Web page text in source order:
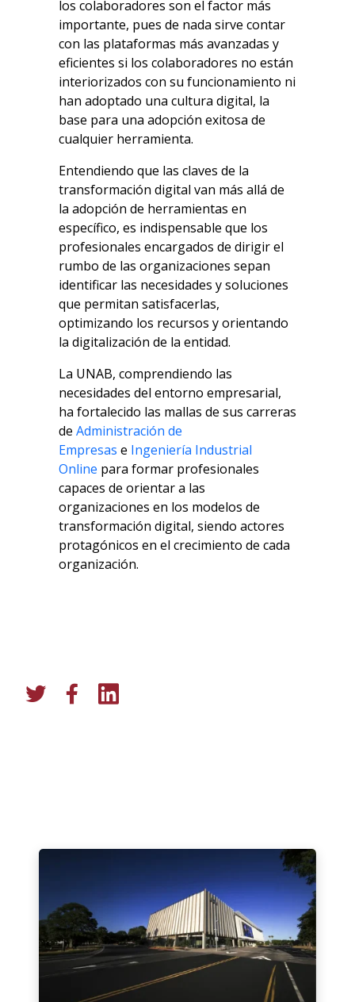
los colaboradores son el factor más
importante, pues de nada sirve contar
con las plataformas más avanzadas y
eficientes si los colaboradores no están
interiorizados con su funcionamiento ni
han adoptado una cultura digital, la
base para una adopción exitosa de
cualquier herramienta.
Entendiendo que las claves de la
transformación digital van más allá de
la adopción de herramientas en
específico, es indispensable que los
profesionales encargados de dirigir el
rumbo de las organizaciones sepan
identificar las necesidades y soluciones
que permitan satisfacerlas,
optimizando los recursos y orientando
la digitalización de la entidad.
La UNAB, comprendiendo las
necesidades del entorno empresarial,
ha fortalecido las mallas de sus carreras
de Administración de
Empresas e Ingeniería Industrial
Online para formar profesionales
capaces de orientar a las
organizaciones en los modelos de
transformación digital, siendo actores
protagónicos en el crecimiento de cada
organización.